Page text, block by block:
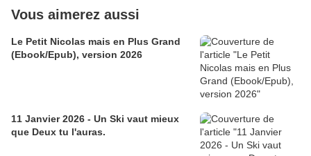
Vous aimerez aussi
Le Petit Nicolas mais en Plus Grand
(Ebook/Epub), version 2026
11 Janvier 2026 - Un Ski vaut mieux
que Deux tu l'auras.